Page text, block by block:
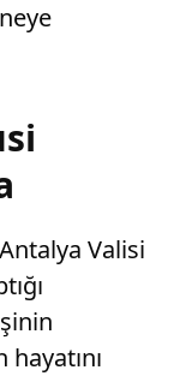
Valisi